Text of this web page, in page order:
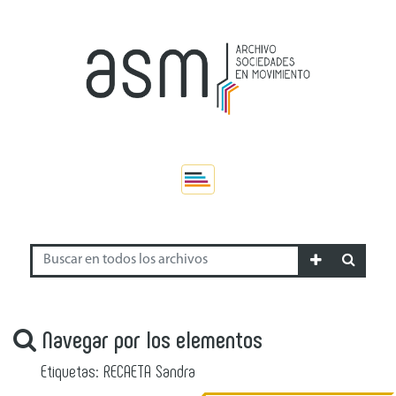
Navegar por los elementos
Etiquetas: RECAETA Sandra